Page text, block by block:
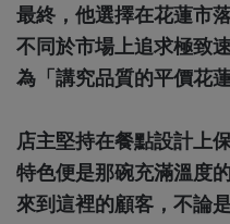
最終，他選擇在花蓮市
不同於市場上追求極致
為「講究品質的平價花
店主堅持在餐點設計上
特色便是那碗充滿溫度
來到這裡的顧客，不論